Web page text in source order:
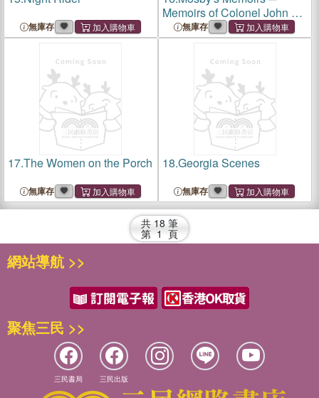
無庫存
Memoirs of Colonel John S.
Mosby無庫存
17.The Women on the Porch
無庫存
18.Georgia Scenes
無庫存
共 18 筆
第 1 頁
網站導航 >>
聚焦三民 >>
三民書局 三民出版